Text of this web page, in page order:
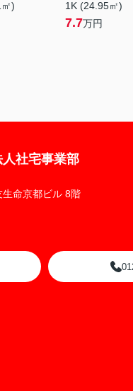
)
1K (24.95㎡)
7.7万円
社宅事業部
命京都ビル 8階